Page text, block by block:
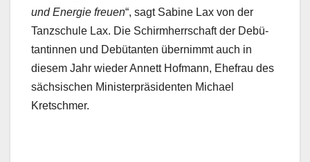
und Energie freuen“, sagt Sabine Lax von der
Tanzschule Lax. Die Schirmherrschaft der Debü­
tan­tinnen und Debü­tan­ten übern­immt auch in
diesem Jahr wieder Annett Hof­mann, Ehe­frau des
säch­sis­chen Min­is­ter­präsi­den­ten Michael
Kretschmer.